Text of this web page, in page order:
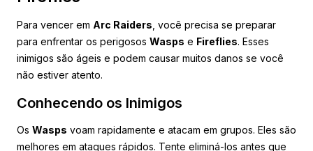
Para vencer em Arc Raiders , você precisa se preparar
para enfrentar os perigosos Wasps e Fireflies. Esses
inimigos são ágeis e podem causar muitos danos se você
não estiver atento.
Conhecendo os Inimigos
Os Wasps voam rapidamente e atacam em grupos. Eles são
melhores em ataques rápidos. Tente eliminá-los antes que